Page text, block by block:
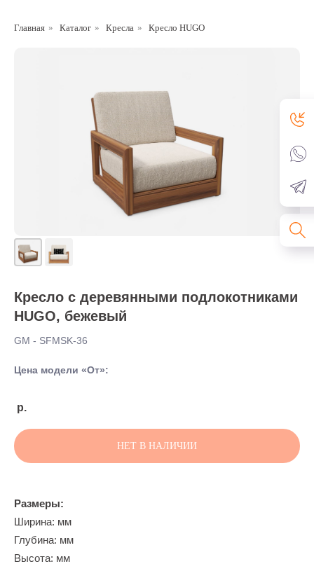
Главная » Каталог » Кресла » Кресло HUGO
Кресло с деревянными подлокотниками
HUGO, бежевый
GM - SFMSK-36
Цена модели «От»:
р.
НЕТ В НАЛИЧИИ
Размеры:
Ширина: мм
Глубина: мм
Высота: мм